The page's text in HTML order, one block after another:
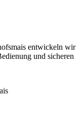
entwickeln wir
und sicheren